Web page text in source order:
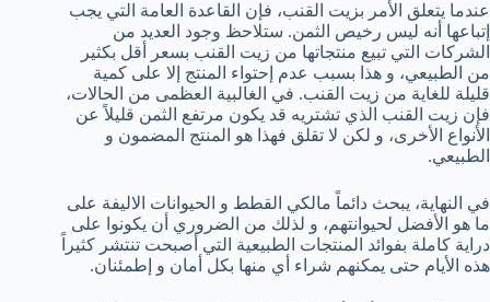
عندما يتعلق الأمر بزيت القنب، فإن القاعدة العامة التي يجب
إتباعها أنه ليس رخيص الثمن. ستلاحظ وجود العديد من
الشركات التي تبيع منتجاتها من زيت القنب بسعر أقل بكثير
من الطبيعي، و هذا بسبب عدم إحتواء المنتج إلا على كمية
قليلة للغاية من زيت القنب. في الغالبية العظمى من الحالات،
فإن زيت القنب الذي تشتريه قد يكون مرتفع الثمن قليلاً عن
الأنواع الأخرى، و لكن لا تقلق فهذا هو المنتج المضمون و
الطبيعي.
في النهاية، يبحث دائماً مالكي القطط و الحيوانات الاليفة على
ما هو الأفضل لحيوانتهم، و لذلك من الضروري أن يكونوا على
دراية كاملة بفوائد المنتجات الطبيعية التي أصبحت تنتشر كثيراً
هذه الأيام حتى يمكنهم شراء أي منها بكل أمان و إطمئنان.